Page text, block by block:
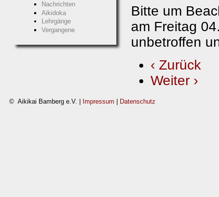
Bitte um
am Freitag
unbetroffen
‹ Zurück
Weiter ›
Nachrichten
Aikidoka
Lehrgänge
Vergangene
© Aikikai Bamberg e.V. | Impressum Datenschutz